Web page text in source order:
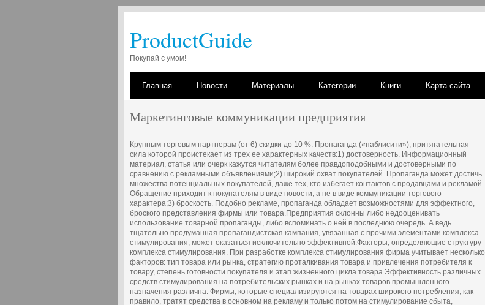
ProductGuide
Покупай с умом!
Главная Новости Материалы Категории Книги Карта сайта
Маркетинговые коммуникации предприятия
Крупным торговым партнерам (от 6) скидки до 10 %. Пропаганда («паблисити»), притягательная
сила которой проистекает из трех ее характерных качеств:1) достоверность. Информационный
материал, статья или очерк кажутся читателям более правдоподобными и достоверными по
сравнению с рекламными объявлениями;2) широкий охват покупателей. Пропаганда может достичь
множества потенциальных покупателей, даже тех, кто избегает контактов с продавцами и рекламой.
Обращение приходит к покупателям в виде новости, а не в виде коммуникации торгового
характера;3) броскость. Подобно рекламе, пропаганда обладает возможностями для эффектного,
броского представления фирмы или товара.Предприятия склонны либо недооценивать
использование товарной пропаганды, либо вспоминать о ней в последнюю очередь. А ведь
тщательно продуманная пропагандистская кампания, увязанная с прочими элементами комплекса
стимулирования, может оказаться исключительно эффективной.Факторы, определяющие структуру
комплекса стимулирования. При разработке комплекса стимулирования фирма учитывает несколько
факторов: тип товара или рынка, стратегию проталкивания товара и привлечения потребителя к
товару, степень готовности покупателя и этап жизненного цикла товара.Эффективность различных
средств стимулирования на потребительских рынках и на рынках товаров промышленного
назначения различна. Фирмы, которые специализируются на товарах широкого потребления, как
правило, тратят средства в основном на рекламу и только потом на стимулирование сбыта,